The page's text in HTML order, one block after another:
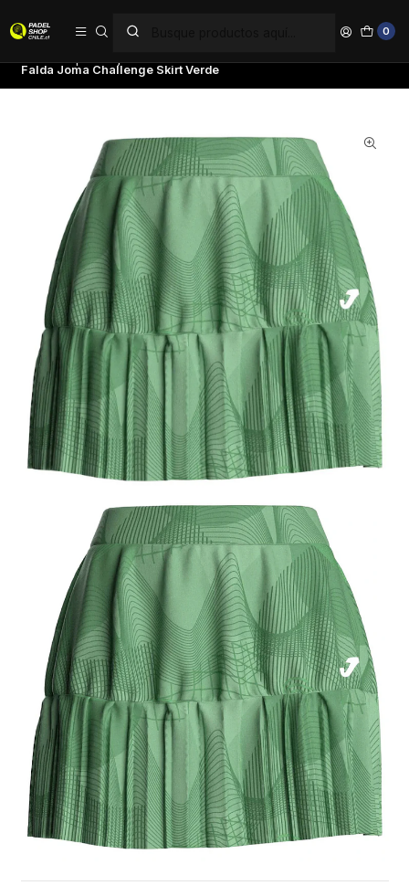
0
Falda Joma Challenge Skirt Verde